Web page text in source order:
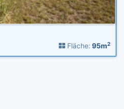
Fläche: 95m2